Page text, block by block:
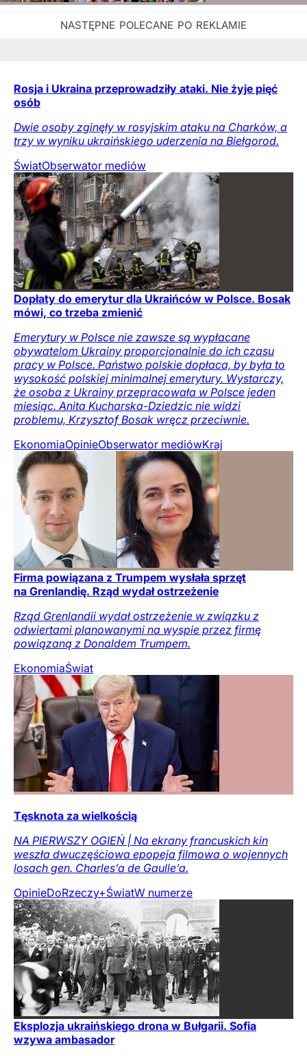
Rosja i Ukraina przeprowadziły ataki. Nie żyje pięć
osób
Dwie osoby zginęły w rosyjskim ataku na Charków, a
trzy w wyniku ukraińskiego uderzenia na Biełgorod.
ŚwiatObserwator mediów
Dopłaty do emerytur dla Ukraińców w Polsce. Bosak
mówi, co trzeba zmienić
Emerytury w Polsce nie zawsze są wypłacane
obywatelom Ukrainy proporcjonalnie do ich czasu
pracy w Polsce. Państwo polskie dopłaca, by była to
wysokość polskiej minimalnej emerytury. Wystarczy,
że osoba z Ukrainy przepracowała w Polsce jeden
miesiąc. Anita Kucharska-Dziedzic nie widzi
problemu, Krzysztof Bosak wręcz przeciwnie.
EkonomiaOpinieObserwator mediówKraj
Firma powiązana z Trumpem wysłała sprzęt
na Grenlandię. Rząd wydał ostrzeżenie
Rząd Grenlandii wydał ostrzeżenie w związku z
odwiertami planowanymi na wyspie przez firmę
powiązaną z Donaldem Trumpem.
EkonomiaŚwiat
Tęsknota za wielkością
NA PIERWSZY OGIEŃ | Na ekrany francuskich kin
weszła dwuczęściowa epopeja filmowa o wojennych
losach gen. Charles’a de Gaulle’a.
OpinieDoRzeczy+ŚwiatW numerze
Eksplozja ukraińskiego drona w Bułgarii. Sofia
wzywa ambasador